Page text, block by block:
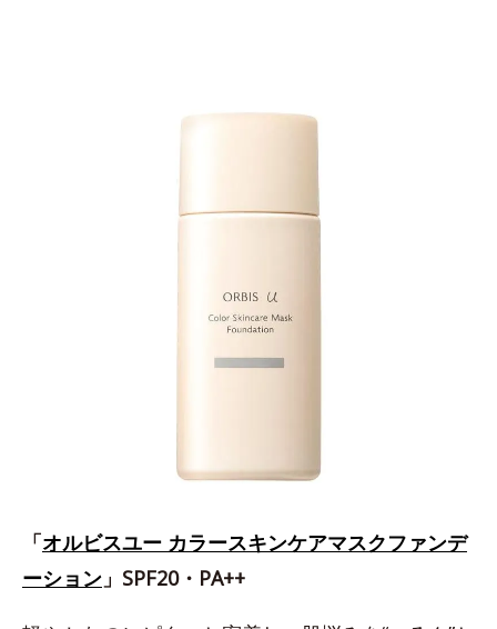
「オルビスユー カラースキンケアマスクファンデ
ーション 」SPF20・PA++